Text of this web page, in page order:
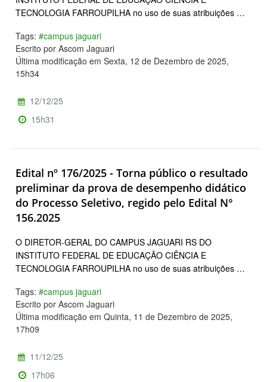
TECNOLOGIA FARROUPILHA no uso de suas atribuições …
Tags: #campus jaguari
Escrito por Ascom Jaguari
Última modificação em Sexta, 12 de Dezembro de 2025,
15h34
12/12/25
15h31
Edital nº 176/2025 - Torna público o resultado
preliminar da prova de desempenho didático
do Processo Seletivo, regido pelo Edital N°
156.2025
O DIRETOR-GERAL DO CAMPUS JAGUARI RS DO
INSTITUTO FEDERAL DE EDUCAÇÃO CIÊNCIA E
TECNOLOGIA FARROUPILHA no uso de suas atribuições …
Tags: #campus jaguari
Escrito por Ascom Jaguari
Última modificação em Quinta, 11 de Dezembro de 2025,
17h09
11/12/25
17h06